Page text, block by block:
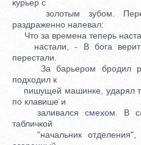
курьер с
золотым зубом.
раздраженно напевал:
Что за времена теперь
настали, - В бога верить
перестали.
За барьером бродил
подходил к
пишущей машинке, ударял
по клавише и
заливался смехом. В
табличкой
"начальник отделения",